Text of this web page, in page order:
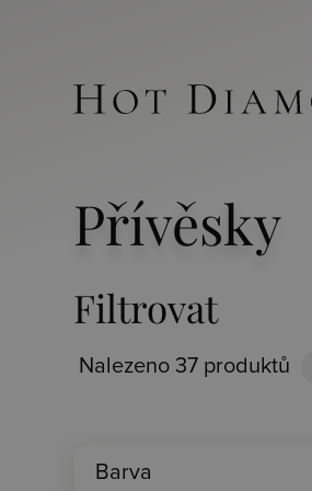
Přívěsky
Filtrovat
Nalezeno 37 produktů
Barva